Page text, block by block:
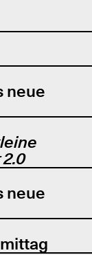
neue
neue